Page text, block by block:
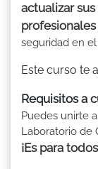
actualizar
profesionales
seguridad en
Este curso te
Requisitos a
Puedes unirte
Laboratorio de
¡Es para